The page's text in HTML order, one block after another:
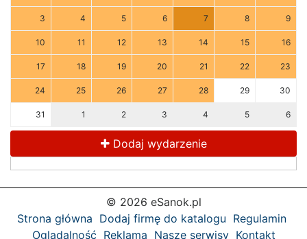
3 4 5 6 7 8 9
10 11 12 13 14 15 16
17 18 19 20 21 22 23
24 25 26 27 28 29 30
31 1 2 3 4 5 6
Dodaj wydarzenie
© 2026 eSanok.pl
Strona główna Dodaj firmę do katalogu Regulamin
Oglądalność Reklama Nasze serwisy Kontakt